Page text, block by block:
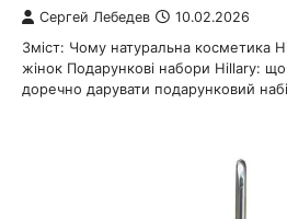
Сергей Лебедев 10.02.2026
Зміст: Чому натуральна косметика
жінок Подарункові набори Hillary:
доречно дарувати подарунковий